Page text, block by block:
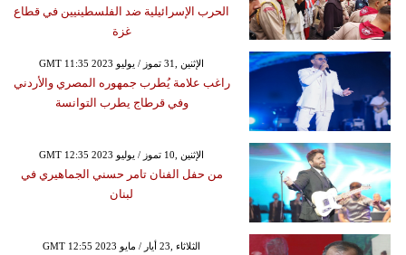
الحرب الإسرائيلية ضد الفلسطينيين في قطاع
غزة
GMT 11:35 2023 الإثنين ,31 تموز / يوليو
راغب علامة يُطرب جمهوره المصري والأردني
وفي قرطاج يطرب التوانسة
GMT 12:35 2023 الإثنين ,10 تموز / يوليو
من حفل الفنان تامر حسني الجماهيري في
لبنان
GMT 12:55 2023 الثلاثاء ,23 أيار / مايو